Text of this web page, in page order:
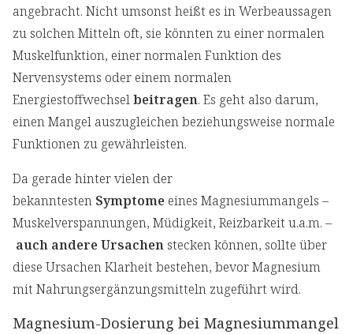
angebracht. Nicht umsonst heißt es in Werbeaussagen
zu solchen Mitteln oft, sie könnten zu einer normalen
Muskelfunktion, einer normalen Funktion des
Nervensystems oder einem normalen
Energiestoffwechselbeitragen. Es geht also darum,
einen Mangel auszugleichen beziehungsweise normale
Funktionen zu gewährleisten.
Da gerade hinter vielen der
bekanntesten Symptome eines Magnesiummangels –
Muskelverspannungen, Müdigkeit, Reizbarkeit u.a.m. –
auch andere Ursachen stecken können, sollte über
diese Ursachen Klarheit bestehen, bevor Magnesium
mit Nahrungsergänzungsmitteln zugeführt wird.
Magnesium-Dosierung bei Magnesiummangel